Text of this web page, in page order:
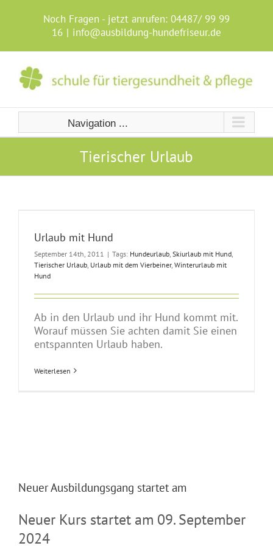
Noch Fragen - jetzt anrufen: 04487/ 99 99
16 | info@ausbildung-hundefriseur.de
Navigation ...
Tierischer Urlaub
Urlaub mit Hund
September 14th, 2011 | Tags: Hundeurlaub Skiurlaub mit Hund
Tierischer Urlaub Urlaub mit dem Vierbeiner, Winterurlaub mit
Hund
Ab in den Urlaub und ihr Hund kommt mit.
Worauf müssen Sie achten damit Sie einen
entspannten Urlaub haben.
Weiterlesen
Neuer Ausbildungsgang startet am
Neuer Kurs startet am 09. September
2024